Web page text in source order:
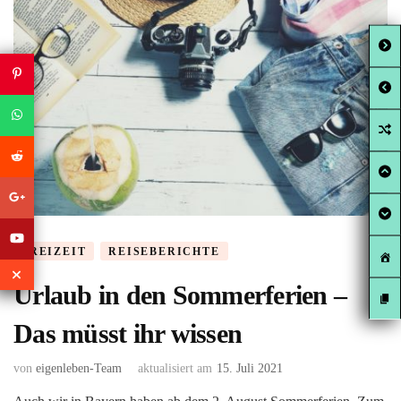
FREIZEIT REISEBERICHTE
Urlaub in den Sommerferien –
Das müsst ihr wissen
von eigenleben-Team aktualisiert am 15. Juli 2021